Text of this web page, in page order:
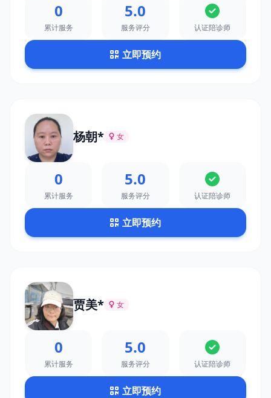
0
累计服务
5.0
服务评分 认证陪诊师
立即预约
杨朝* 女
0
累计服务
5.0
服务评分 认证陪诊师
立即预约
贾美* 女
0
累计服务
5.0
服务评分 认证陪诊师
立即预约